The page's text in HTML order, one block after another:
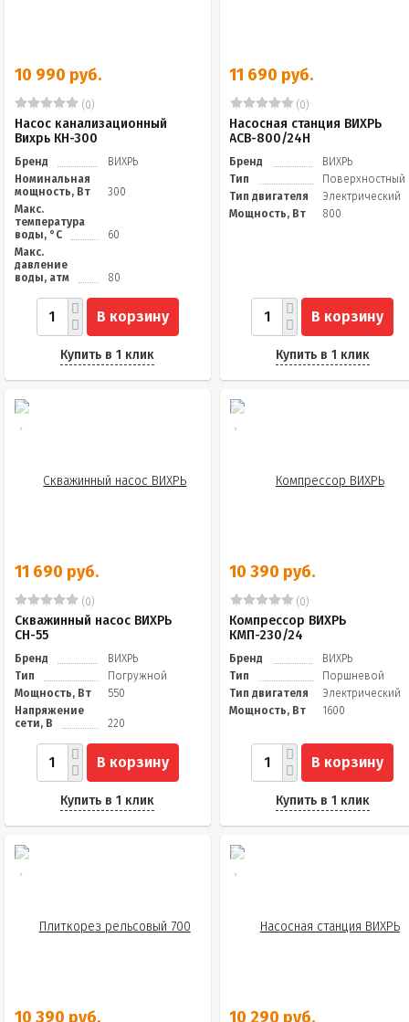
10 990 руб.
(0)
Насос канализационный
Вихрь КН-300
Бренд
ВИХРЬ
Номинальная
мощность, Вт
300
Макс.
температура
воды, °C
60
Макс.
давление
воды, атм
80
В корзину
Купить в 1 клик
11 690 руб.
(0)
Насосная станция ВИХРЬ
АСВ-800/24Н
Бренд
ВИХРЬ
Тип
Поверхностный
Тип двигателя
Электрический
Мощность, Вт
800
В корзину
Купить в 1 клик
11 690 руб.
(0)
Скважинный насос ВИХРЬ
СН-55
Бренд
ВИХРЬ
Тип
Погружной
Мощность, Вт
550
Напряжение
сети, В
220
В корзину
Купить в 1 клик
10 390 руб.
(0)
Компрессор ВИХРЬ
КМП-230/24
Бренд
ВИХРЬ
Тип
Поршневой
Тип двигателя
Электрический
Мощность, Вт
1600
В корзину
Купить в 1 клик
10 390 руб. 10 290 руб.